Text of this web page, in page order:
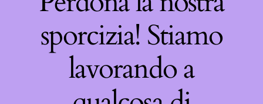
sporcizia! Stiamo
lavorando a